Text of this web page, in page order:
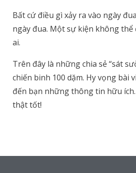
Bất cứ điều gì xảy ra vào ngày
ngày đua. Một sự kiện không thể
ai.
Trên đây là những chia sẻ “sát
chiến binh 100 dặm. Hy vọng bài
đến bạn những thông tin hữu ích.
thật tốt!